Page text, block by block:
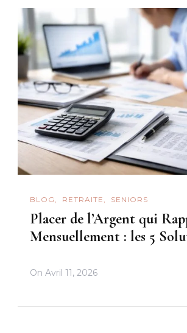
BLOG RETRAITE SENIORS
Placer de l’Argent qui
Mensuellement : les 5
On Avril 11, 2026